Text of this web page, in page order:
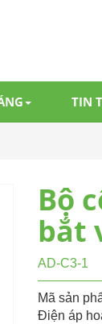
TIN
Bộ
bắt
AD-C3-1
Mã sản
Điện áp